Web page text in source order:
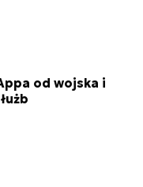
od wojska i